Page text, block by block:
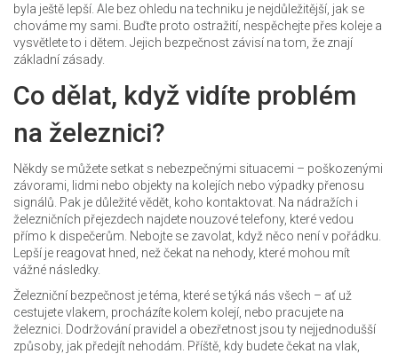
byla ještě lepší. Ale bez ohledu na techniku je nejdůležitější, jak se
chováme my sami. Buďte proto ostražití, nespěchejte přes koleje a
vysvětlete to i dětem. Jejich bezpečnost závisí na tom, že znají
základní zásady.
Co dělat, když vidíte problém
na železnici?
Někdy se můžete setkat s nebezpečnými situacemi – poškozenými
závorami, lidmi nebo objekty na kolejích nebo výpadky přenosu
signálů. Pak je důležité vědět, koho kontaktovat. Na nádražích i
železničních přejezdech najdete nouzové telefony, které vedou
přímo k dispečerům. Nebojte se zavolat, když něco není v pořádku.
Lepší je reagovat hned, než čekat na nehody, které mohou mít
vážné následky.
Železniční bezpečnost je téma, které se týká nás všech – ať už
cestujete vlakem, procházíte kolem kolejí, nebo pracujete na
železnici. Dodržování pravidel a obezřetnost jsou ty nejjednodušší
způsoby, jak předejít nehodám. Příště, kdy budete čekat na vlak,